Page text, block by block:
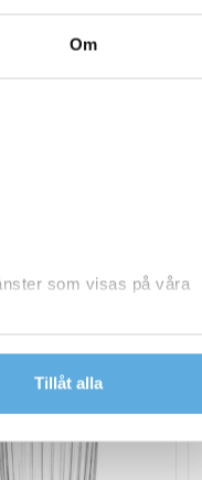
Om
som visas på våra
Tillåt alla